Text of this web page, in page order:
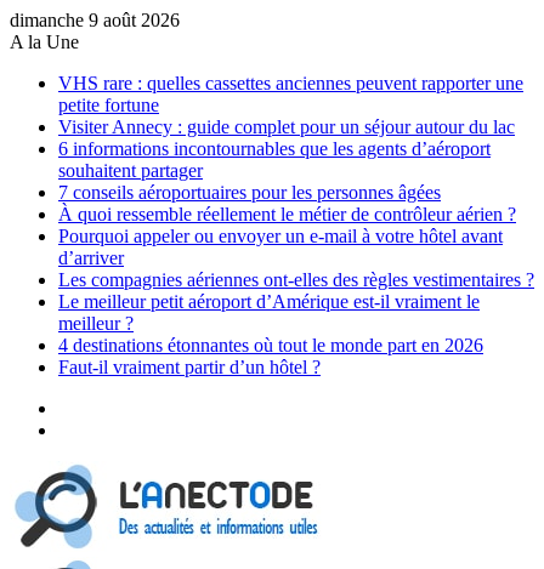
dimanche 9 août 2026
A la Une
VHS rare : quelles cassettes anciennes peuvent rapporter une
petite fortune
Visiter Annecy : guide complet pour un séjour autour du lac
6 informations incontournables que les agents d’aéroport
souhaitent partager
7 conseils aéroportuaires pour les personnes âgées
À quoi ressemble réellement le métier de contrôleur aérien ?
Pourquoi appeler ou envoyer un e-mail à votre hôtel avant
d’arriver
Les compagnies aériennes ont-elles des règles vestimentaires ?
Le meilleur petit aéroport d’Amérique est-il vraiment le
meilleur ?
4 destinations étonnantes où tout le monde part en 2026
Faut-il vraiment partir d’un hôtel ?
Menu